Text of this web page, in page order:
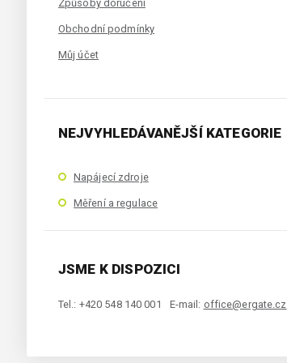
Způsoby doručení
Obchodní podmínky
Můj účet
NEJVYHLEDÁVANĚJŠÍ KATEGORIE
Napájecí zdroje
Měření a regulace
JSME K DISPOZICI
Tel.: +420 548 140 001 E-mail: office@ergate.cz